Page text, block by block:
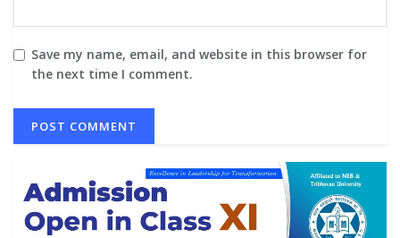
Save my name, email, and website in this browser for
the next time I comment.